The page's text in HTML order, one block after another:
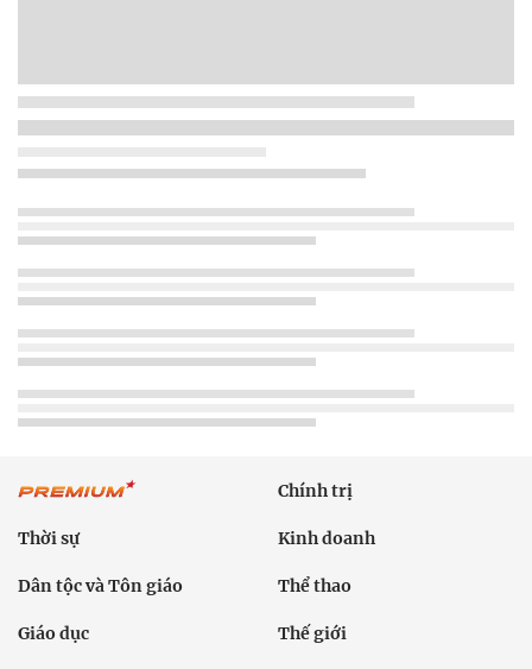
Chính trị
Thời sự Kinh doanh
Dân tộc và Tôn giáo Thể thao
Giáo dục Thế giới